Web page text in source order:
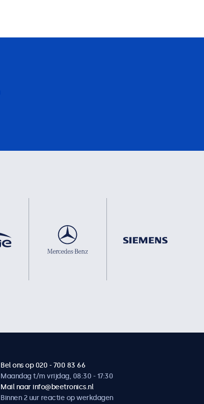
Bel ons op 020 - 700 83 66
Maandag t/m vrijdag, 08:30 - 17:30
Mail naar info@beetronics.nl
Binnen 2 uur reactie op werkdagen